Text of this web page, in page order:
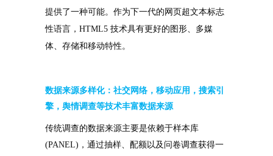
提供了一种可能。作为下一代的网页超文本标志
性语言，HTML5 技术具有更好的图形、多媒
体、存储和移动特性。
数据来源多样化：社交网络，移动应用，搜索引
擎， 舆情调查等技术丰富数据来源
传统调查的数据来源主要是依赖于样本库
(PANEL)，通过抽样、配额以及问卷调查获得一